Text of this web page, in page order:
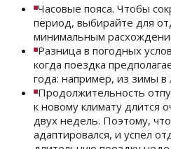
Часовые пояса. Чтобы
период, выбирайте для
минимальным
Разница в погодных
когда поездка
года: например, из зимы в
Продолжительность
к новому климату длится
двух недель. Поэтому,
адаптировался, и успел